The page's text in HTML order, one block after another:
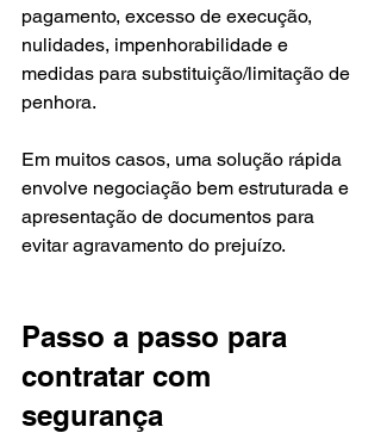
pagamento, excesso de execução,
nulidades, impenhorabilidade e
medidas para substituição/limitação de
penhora.
Em muitos casos, uma solução rápida
envolve negociação bem estruturada e
apresentação de documentos para
evitar agravamento do prejuízo.
Passo a passo para
contratar com
segurança